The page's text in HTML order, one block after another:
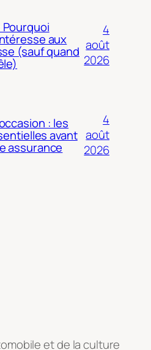
Pourquoi
aux
(sauf quand
4
août
2026
: les
avant
assurance
4
août
2026
et de la culture